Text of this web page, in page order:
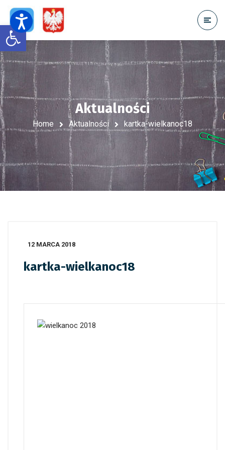
Open toolbar
Aktualności
Home Aktualności kartka-wielkanoc18
12 MARCA 2018
kartka-wielkanoc18